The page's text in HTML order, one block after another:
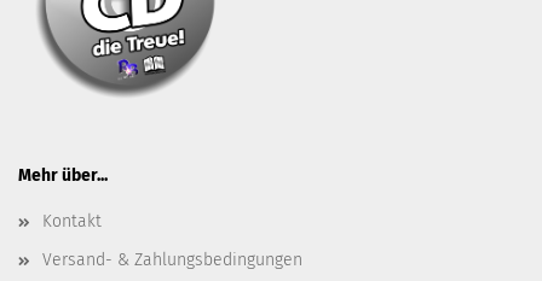
Mehr über...
Kontakt
Versand- & Zahlungsbedingungen